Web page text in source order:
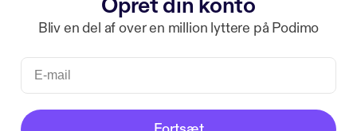
Opret din konto
Bliv en del af over en million lyttere på Podimo